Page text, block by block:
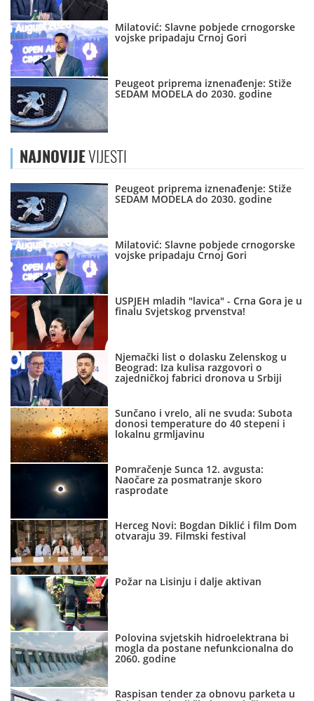
Milatović: Slavne pobjede crnogorske
vojske pripadaju Crnoj Gori
Peugeot priprema iznenađenje: Stiže
SEDAM MODELA do 2030. godine
NAJNOVIJEVIJESTI
Peugeot priprema iznenađenje: Stiže
SEDAM MODELA do 2030. godine
Milatović: Slavne pobjede crnogorske
vojske pripadaju Crnoj Gori
USPJEH mladih "lavica" - Crna Gora je u
finalu Svjetskog prvenstva!
Njemački list o dolasku Zelenskog u
Beograd: Iza kulisa razgovori o
zajedničkoj fabrici dronova u Srbiji
Sunčano i vrelo, ali ne svuda: Subota
donosi temperature do 40 stepeni i
lokalnu grmljavinu
Pomračenje Sunca 12. avgusta:
Naočare za posmatranje skoro
rasprodate
Herceg Novi: Bogdan Diklić i film Dom
otvaraju 39. Filmski festival
Požar na Lisinju i dalje aktivan
Polovina svjetskih hidroelektrana bi
mogla da postane nefunkcionalna do
2060. godine
Raspisan tender za obnovu parketa u